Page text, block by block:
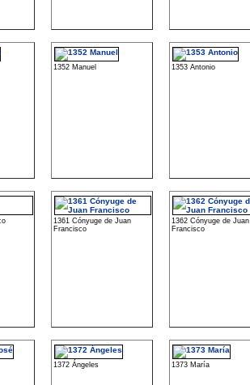
1352 Manuel 1353 Antonio
1361 Cónyuge de Juan
Francisco
1362 Cónyuge de Juan
Francisco
1372 Ángeles 1373 María